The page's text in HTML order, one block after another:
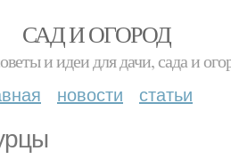
САД И ОГОРОД
и идеи для дачи, сада и
новости статьи